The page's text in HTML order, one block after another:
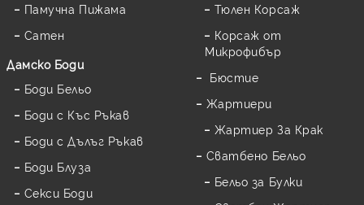
Памучна Пижама
Сатен
Дамскo Боди
Боди Бельо
Боди с Къс Ръкав
Боди с Дълъг Ръкав
Боди Блуза
Секси Боди
Тюлен Корсаж
Корсаж от
Микрофибър
Бюстие
Жартиери
Жартиер За Крак
Сватбено Бельо
Бельо за Булки